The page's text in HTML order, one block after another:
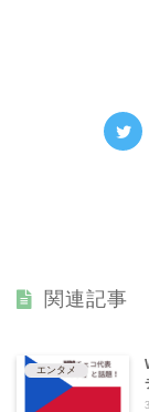
関連記事
エンタメ